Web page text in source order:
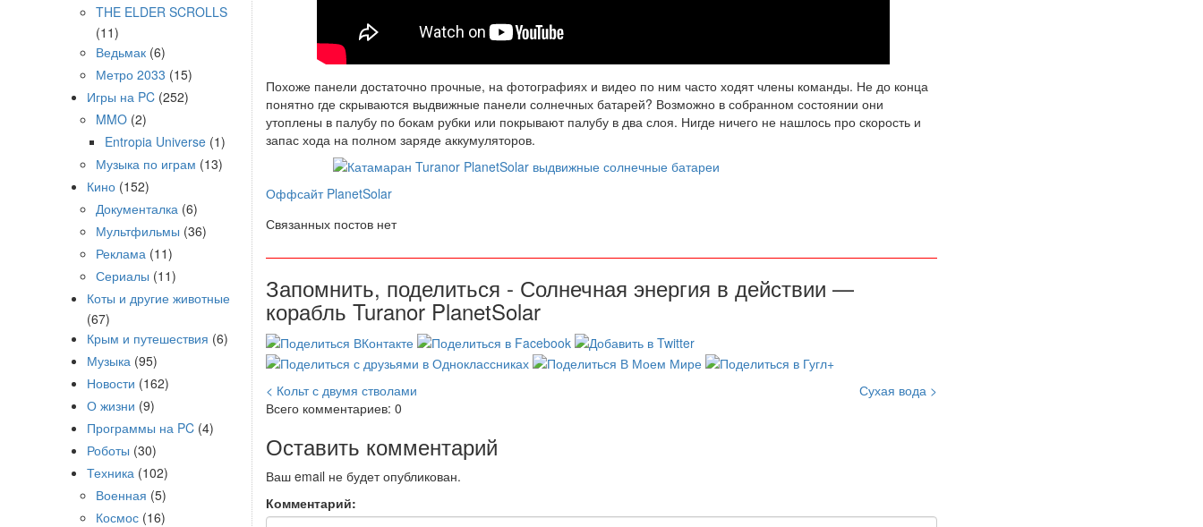
Похоже панели достаточно прочные, на фотографиях и видео по ним часто ходят члены команды. Не до конца
понятно где скрываются выдвижные панели солнечных батарей? Возможно в собранном состоянии они
утоплены в палубу по бокам рубки или покрывают палубу в два слоя. Нигде ничего не нашлось про скорость и
запас хода на полном заряде аккумуляторов.
Оффсайт PlanetSolar
Связанных постов нет
Запомнить, поделиться - Солнечная энергия в действии —
корабль Turanor PlanetSolar
< Кольт с двумя стволами
Сухая вода >
Всего комментариев: 0
Оставить комментарий
Ваш email не будет опубликован.
Комментарий:
THE ELDER SCROLLS
(11)
Ведьмак (6)
Метро 2033 (15)
Игры на PC (252)
MMO (2)
Entropia Universe (1)
Музыка по играм (13)
Кино (152)
Документалка (6)
Мультфильмы (36)
Реклама (11)
Сериалы (11)
Коты и другие животные
(67)
Крым и путешествия (6)
Музыка (95)
Новости (162)
О жизни (9)
Программы на PC (4)
Роботы (30)
Техника (102)
Военная (5)
Космос (16)